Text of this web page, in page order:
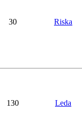
30 Riska
130 Leda